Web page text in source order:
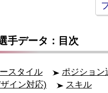
手データ：目次
スタイル
ポジション
イン対応)
スキル